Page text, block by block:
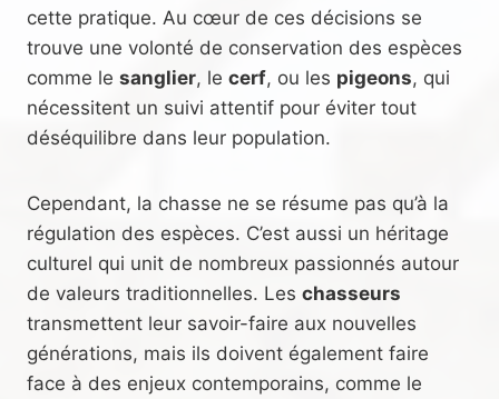
cette pratique. Au cœur de ces décisions se
trouve une volonté de conservation des espèces
comme le sanglier, le cerf, ou les pigeons, qui
nécessitent un suivi attentif pour éviter tout
déséquilibre dans leur population.
Cependant, la chasse ne se résume pas qu’à la
régulation des espèces. C’est aussi un héritage
culturel qui unit de nombreux passionnés autour
de valeurs traditionnelles. Les chasseurs
transmettent leur savoir-faire aux nouvelles
générations, mais ils doivent également faire
face à des enjeux contemporains, comme le